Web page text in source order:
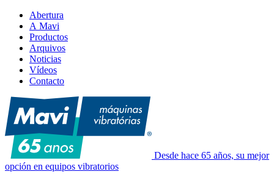
Abertura
A Mavi
Productos
Arquivos
Noticias
Vídeos
Contacto
Desde hace 65 años, su mejor
opción en equipos vibratorios